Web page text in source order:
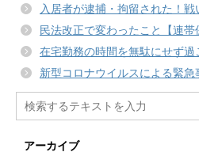
入居者が逮捕・拘留された！戦
民法改正で変わったこと【連帯
在宅勤務の時間を無駄にせず過
新型コロナウイルスによる緊急
アーカイブ